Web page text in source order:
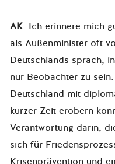
AK: Ich erinnere mich
als Außenminister oft
Deutschlands sprach,
nur Beobachter zu
Deutschland mit
kurzer Zeit erobern
Verantwortung darin,
sich für